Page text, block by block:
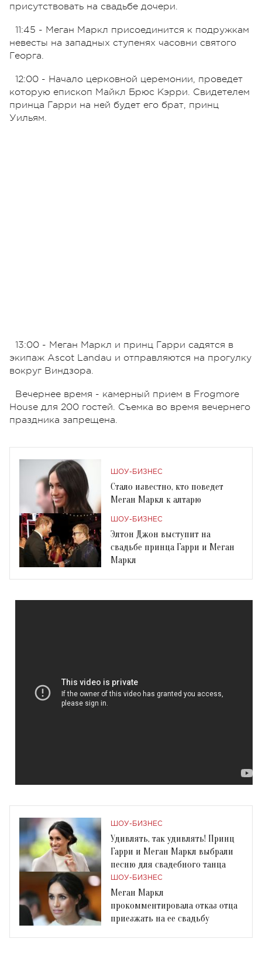
присутствовать на свадьбе дочери.
11:45 - Меган Маркл присоединится к подружкам
невесты на западных ступенях часовни святого
Георга.
12:00 - Начало церковной церемонии, проведет
которую епископ Майкл Брюс Кэрри. Свидетелем
принца Гарри на ней будет его брат, принц
Уильям.
13:00 - Меган Маркл и принц Гарри садятся в
экипаж Ascot Landau и отправляются на прогулку
вокруг Виндзора.
Вечернее время - камерный прием в Frogmore
House для 200 гостей. Съемка во время вечернего
праздника запрещена.
ШОУ-БИЗНЕС
Стало известно, кто поведет
Меган Маркл к алтарю
ШОУ-БИЗНЕС
Элтон Джон выступит на
свадьбе принца Гарри и Меган
Маркл
ШОУ-БИЗНЕС
Удивлять, так удивлять! Принц
Гарри и Меган Маркл выбрали
песню для свадебного танца
ШОУ-БИЗНЕС
Меган Маркл
прокомментировала отказ отца
приезжать на ее свадьбу